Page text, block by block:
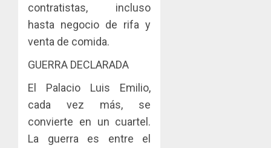
contratistas, incluso
hasta negocio de rifa y
venta de comida.
GUERRA DECLARADA
El Palacio Luis Emilio,
cada vez más, se
convierte en un cuartel.
La guerra es entre el